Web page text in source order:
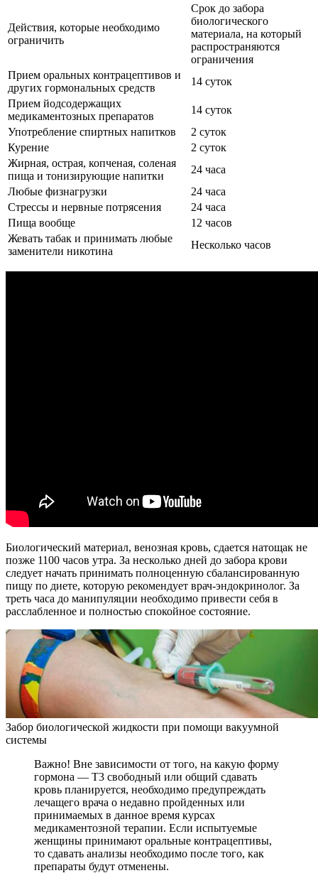
Действия, которые необходимо
ограничить
Срок до забора
биологического
материала, на который
распространяются
ограничения
Прием оральных контрацептивов и
других гормональных средств
14 суток
Прием йодсодержащих
медикаментозных препаратов
14 суток
Употребление спиртных напитков
2 суток
Курение
2 суток
Жирная, острая, копченая, соленая
пища и тонизирующие напитки
24 часа
Любые физнагрузки
24 часа
Стрессы и нервные потрясения
24 часа
Пища вообще
12 часов
Жевать табак и принимать любые
заменители никотина
Несколько часов
Биологический материал, венозная кровь, сдается натощак не
позже 1100 часов утра. За несколько дней до забора крови
следует начать принимать полноценную сбалансированную
пищу по диете, которую рекомендует врач-эндокринолог. За
треть часа до манипуляции необходимо привести себя в
расслабленное и полностью спокойное состояние.
Забор биологической жидкости при помощи вакуумной
системы
Важно! Вне зависимости от того, на какую форму
гормона — Т3 свободный или общий сдавать
кровь планируется, необходимо предупреждать
лечащего врача о недавно пройденных или
принимаемых в данное время курсах
медикаментозной терапии. Если испытуемые
женщины принимают оральные контрацептивы,
то сдавать анализы необходимо после того, как
препараты будут отменены.